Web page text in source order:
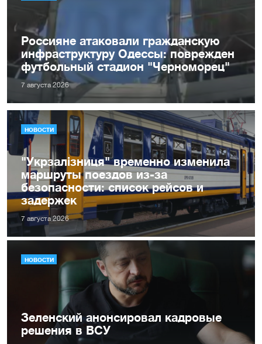
Россияне атаковали гражданскую
инфраструктуру Одессы: поврежден
футбольный стадион "Черноморец"
7 августа 2026
НОВОСТИ
"Укрзалізниця" временно изменила
маршруты поездов из-за
безопасности: список рейсов и
задержек
7 августа 2026
НОВОСТИ
Зеленский анонсировал кадровые
решения в ВСУ